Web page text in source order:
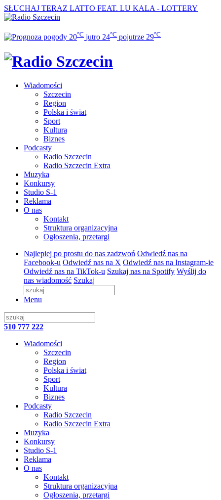
SŁUCHAJ TERAZ LATTO FEAT. LU KALA - LOTTERY
20°C jutro 24°C pojutrze 29°C
Wiadomości
Szczecin
Region
Polska i świat
Sport
Kultura
Biznes
Podcasty
Radio Szczecin
Radio Szczecin Extra
Muzyka
Konkursy
Studio S-1
Reklama
O nas
Kontakt
Struktura organizacyjna
Ogłoszenia, przetargi
Najlepiej po prostu do nas zadzwoń Odwiedź nas na
Facebook-u Odwiedź nas na X Odwiedź nas na Instagram-ie
Odwiedź nas na TikTok-u Szukaj nas na Spotify Wyślij do
nas wiadomość Szukaj
Menu
510 777 222
Wiadomości
Szczecin
Region
Polska i świat
Sport
Kultura
Biznes
Podcasty
Radio Szczecin
Radio Szczecin Extra
Muzyka
Konkursy
Studio S-1
Reklama
O nas
Kontakt
Struktura organizacyjna
Ogłoszenia, przetargi